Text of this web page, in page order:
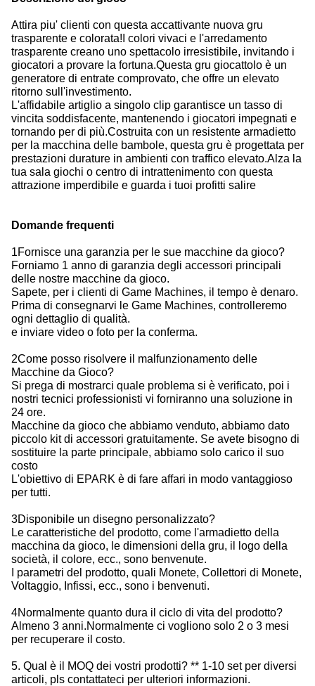
Attira piu' clienti con questa accattivante nuova gru
trasparente e colorata!I colori vivaci e l'arredamento
trasparente creano uno spettacolo irresistibile, invitando i
giocatori a provare la fortuna.Questa gru giocattolo è un
generatore di entrate comprovato, che offre un elevato
ritorno sull'investimento.
L'affidabile artiglio a singolo clip garantisce un tasso di
vincita soddisfacente, mantenendo i giocatori impegnati e
tornando per di più.Costruita con un resistente armadietto
per la macchina delle bambole, questa gru è progettata per
prestazioni durature in ambienti con traffico elevato.Alza la
tua sala giochi o centro di intrattenimento con questa
attrazione imperdibile e guarda i tuoi profitti salire
Domande frequenti
1Fornisce una garanzia per le sue macchine da gioco?
Forniamo 1 anno di garanzia degli accessori principali
delle nostre macchine da gioco.
Sapete, per i clienti di Game Machines, il tempo è denaro.
Prima di consegnarvi le Game Machines, controlleremo
ogni dettaglio di qualità.
e inviare video o foto per la conferma.
2Come posso risolvere il malfunzionamento delle
Macchine da Gioco?
Si prega di mostrarci quale problema si è verificato, poi i
nostri tecnici professionisti vi forniranno una soluzione in
24 ore.
Macchine da gioco che abbiamo venduto, abbiamo dato
piccolo kit di accessori gratuitamente. Se avete bisogno di
sostituire la parte principale, abbiamo solo carico il suo
costo
L'obiettivo di EPARK è di fare affari in modo vantaggioso
per tutti.
3Disponibile un disegno personalizzato?
Le caratteristiche del prodotto, come l'armadietto della
macchina da gioco, le dimensioni della gru, il logo della
società, il colore, ecc., sono benvenute.
I parametri del prodotto, quali Monete, Collettori di Monete,
Voltaggio, Infissi, ecc., sono i benvenuti.
4Normalmente quanto dura il ciclo di vita del prodotto?
Almeno 3 anni.Normalmente ci vogliono solo 2 o 3 mesi
per recuperare il costo.
5. Qual è il MOQ dei vostri prodotti? ** 1-10 set per diversi
articoli, pls contattateci per ulteriori informazioni.